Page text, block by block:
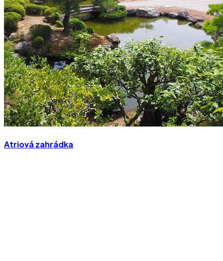
Atriová zahrádka